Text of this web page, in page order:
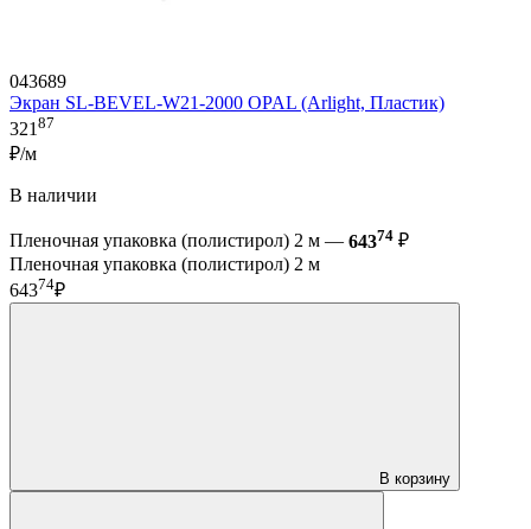
043689
Экран SL-BEVEL-W21-2000 OPAL (Arlight, Пластик)
32187
₽/м
В наличии
Пленочная упаковка (полистирол) 2 м — 64374 ₽
Пленочная упаковка (полистирол) 2 м
64374₽
В корзину